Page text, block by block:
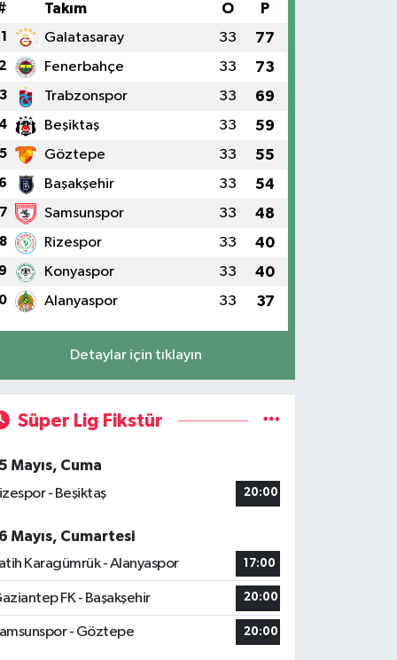
Takım O P
1 Galatasaray 33 77
2 Fenerbahçe 33 73
3 Trabzonspor 33 69
4 Beşiktaş 33 59
5 Göztepe 33 55
6 Başakşehir 33 54
7 Samsunspor 33 48
8 Rizespor 33 40
9 Konyaspor 33 40
Alanyaspor 33 37
Detaylar için tıklayın
Süper Lig Fikstür
Mayıs, Cuma
- Beşiktaş
20:00
Mayıs, Cumartesi
Karagümrük - Alanyaspor
17:00
FK - Başakşehir 20:00
- Göztepe 20:00